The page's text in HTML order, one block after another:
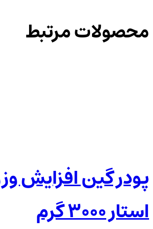
محصولات مرتبط
پودر گین افزایش
استار 3000 گرم